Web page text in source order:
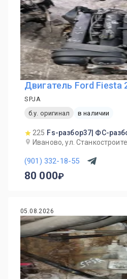
Двигатель Ford Fiesta
SPJA
б.у. оригинал
в наличии
225 Fs-разбор37| ФС-
Иваново, ул.
(901) 332-18-55
80 000
05.08.2026